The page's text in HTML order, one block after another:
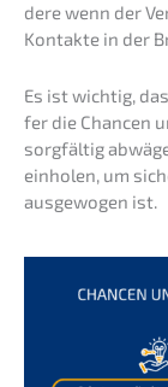
de­re wenn der
Kontak­te in der
Es ist wichtig,
fer die Chancen
sorgfäl­tig
einho­len, um
ausge­wo­gen ist.